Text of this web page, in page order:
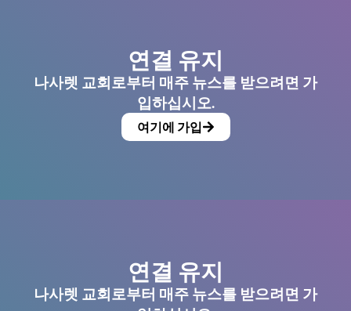
연결 유지
나사렛 교회로부터 매주 뉴스를 받으려면 가
입하십시오.
여기에 가입
연결 유지
나사렛 교회로부터 매주 뉴스를 받으려면 가